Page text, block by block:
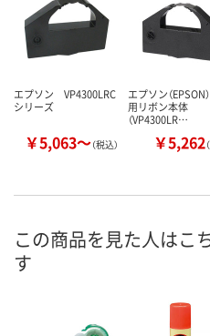
エプソン VP4300LRC
シリーズ
￥5,063～（税込）
エプソン（EPSON
用リボン本体
（VP4300LR…
￥5,262
この商品を見た人はこ
す